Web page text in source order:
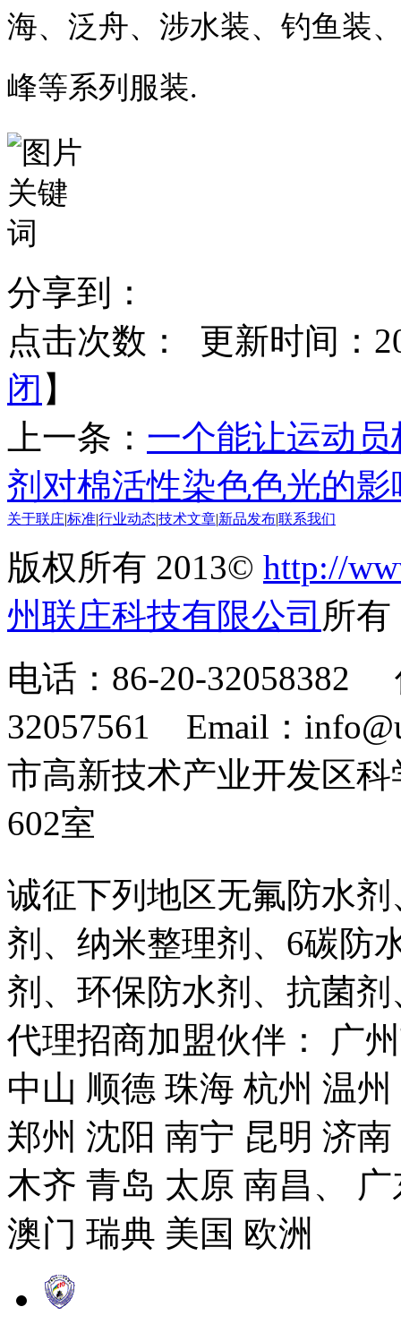
海、泛舟、涉水装、钓鱼装
峰等系列服装.
分享到：
点击次数：
更新时间：
闭 】
上一条： 一个能让运动
剂对棉活性染色色光的影
关于联庄标准行业动态技术文章 新品发布联系我们
版权所有 2013© http://
州联庄科技有限公司 所
电话：86-20-32058382
32057561 Email：
市高新技术产业开发区
602室
诚征下列地区无氟防水
剂、纳米整理剂、6碳防
剂、环保防水剂、抗菌
代理招商加盟伙伴： 广
中山 顺德 珠海 杭州 温
郑州 沈阳 南宁 昆明 济
木齐 青岛 太原 南昌、
澳门 瑞典 美国 欧洲